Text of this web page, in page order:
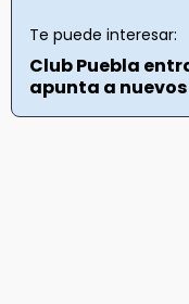
Te puede interesar:
Club Puebla
apunta a